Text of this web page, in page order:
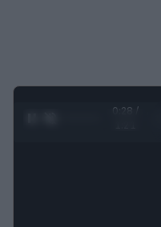
0:29 /